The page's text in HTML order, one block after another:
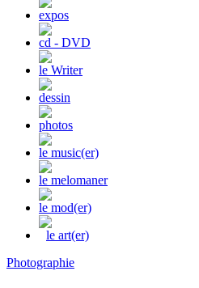
expos
cd - DVD
le Writer
dessin
photos
le music(er)
le melomaner
le mod(er)
le art(er)
Photographie